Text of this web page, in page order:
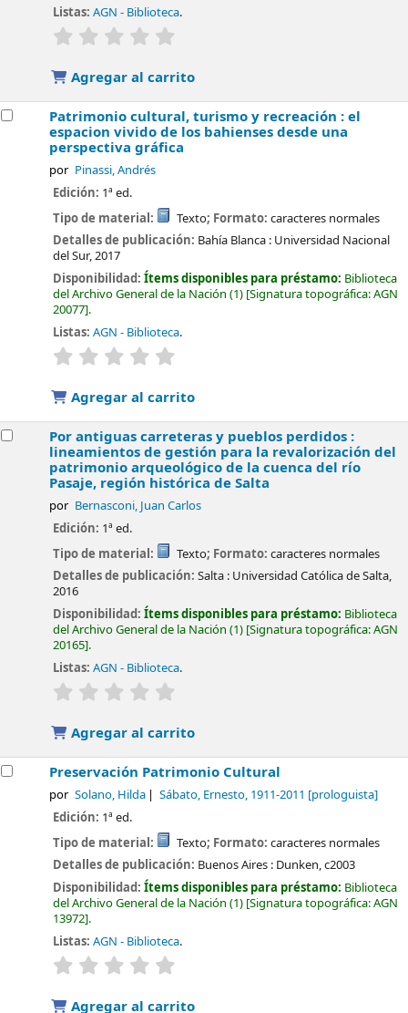
Listas: AGN - Biblioteca.
valoración
Agregar al carrito
Patrimonio cultural, turismo y recreación : el
espacion vivido de los bahienses desde una
perspectiva gráfica
por Pinassi, Andrés
Edición: 1ª ed.
Tipo de material:
Texto; Formato: caracteres normales
Detalles de publicación: Bahía Blanca : Universidad Nacional
del Sur,2017
Disponibilidad:Ítems disponibles para préstamo: Biblioteca
del Archivo General de la Nación (1) Signatura topográfica:AGN
20077 .
Listas: AGN - Biblioteca.
valoración
Agregar al carrito
Por antiguas carreteras y pueblos perdidos :
lineamientos de gestión para la revalorización del
patrimonio arqueológico de la cuenca del río
Pasaje, región histórica de Salta
por Bernasconi, Juan Carlos
Edición: 1ª ed.
Tipo de material:
Texto; Formato: caracteres normales
Detalles de publicación:Salta : Universidad Católica de Salta,
2016
Disponibilidad:Ítems disponibles para préstamo: Biblioteca
del Archivo General de la Nación (1) Signatura topográfica:AGN
20165 .
Listas: AGN - Biblioteca.
valoración
Agregar al carrito
Preservación Patrimonio Cultural
por Solano, Hilda Sábato, Ernesto, 1911-2011 [prologuista]
Edición: 1ª ed.
Tipo de material:
Texto; Formato: caracteres normales
Detalles de publicación: Buenos Aires : Dunken,c2003
Disponibilidad:Ítems disponibles para préstamo: Biblioteca
del Archivo General de la Nación (1) Signatura topográfica:AGN
13972 .
Listas: AGN - Biblioteca.
valoración
Agregar al carrito